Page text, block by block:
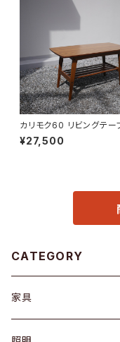
カリモク60 リビングテー
小
¥27,500
CATEGORY
家具
ソファ / ベンチ